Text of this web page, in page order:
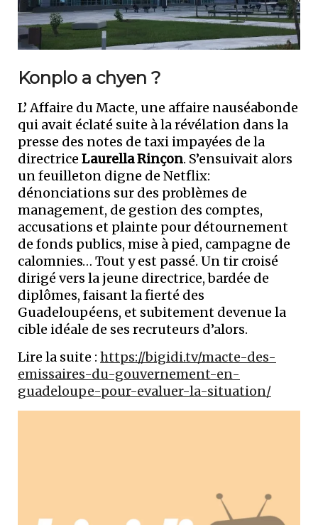
Konplo a chyen ?
L’ Affaire du Macte, une affaire nauséabonde
qui avait éclaté suite à la révélation dans la
presse des notes de taxi impayées de la
directrice Laurella Rinçon. S’ensuivait alors
un feuilleton digne de Netflix:
dénonciations sur des problèmes de
management, de gestion des comptes,
accusations et plainte pour détournement
de fonds publics, mise à pied, campagne de
calomnies… Tout y est passé. Un tir croisé
dirigé vers la jeune directrice, bardée de
diplômes, faisant la fierté des
Guadeloupéens, et subitement devenue la
cible idéale de ses recruteurs d’alors.
Lire la suite : https://bigidi.tv/macte-des-
emissaires-du-gouvernement-en-
guadeloupe-pour-evaluer-la-situation/